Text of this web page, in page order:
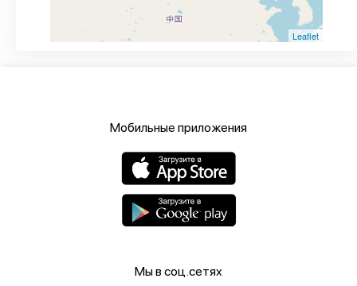
Leaflet
Мобильные приложения
Мы в соц.сетях